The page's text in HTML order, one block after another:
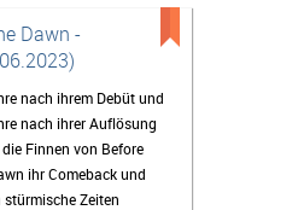
Dawn -
nach ihrem Debüt und
nach ihrer Auflösung
Finnen von Before
ihr Comeback und
stürmische Zeiten